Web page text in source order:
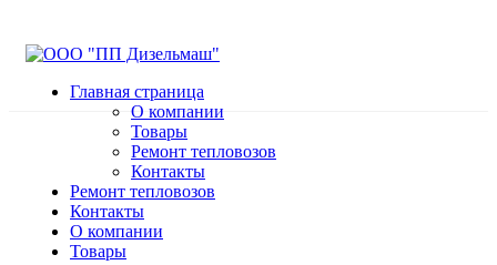
Главная страница
О компании
Товары
Ремонт тепловозов
Контакты
Ремонт тепловозов
Контакты
О компании
Товары
Нажмите, чтобы увеличить